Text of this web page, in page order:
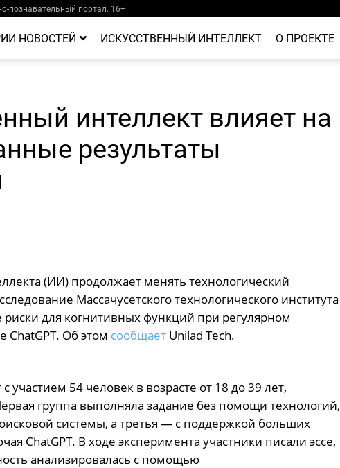
познавательный портал. 16+
НОВОСТЕЙ ИСКУССТВЕННЫЙ ИНТЕЛЛЕКТ О ПРОЕКТЕ
интеллект влияет на
результаты
(ИИ) продолжает менять технологический
Массачусетского технологического института
для когнитивных функций при регулярном
ChatGPT. Об этом сообщаетUnilad Tech.
54 человек в возрасте от 18 до 39 лет,
группа выполняла задание без помощи технологий,
системы, а третья — с поддержкой больших
ChatGPT. В ходе эксперимента участники писали эссе,
анализировалась с помощью